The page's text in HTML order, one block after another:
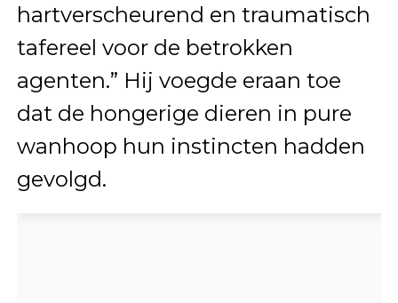
hartverscheurend en traumatisch
tafereel voor de betrokken
agenten.” Hij voegde eraan toe
dat de hongerige dieren in pure
wanhoop hun instincten hadden
gevolgd.